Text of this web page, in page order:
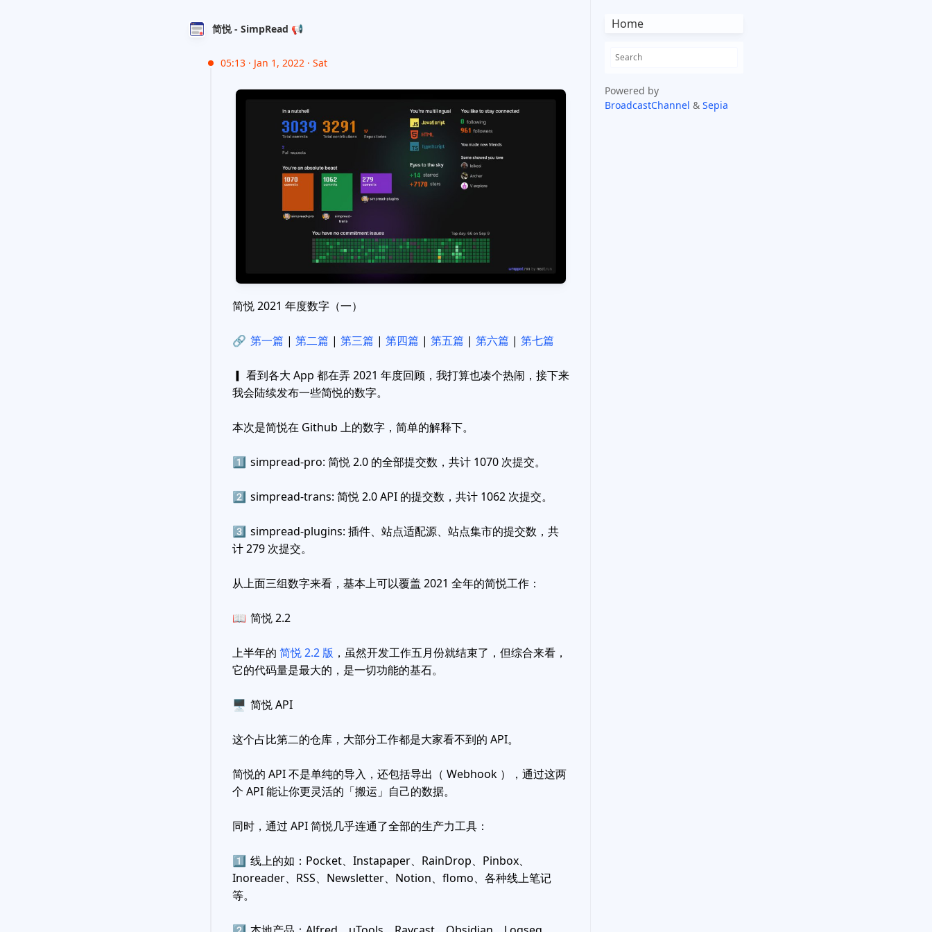
简悦 - SimpRead 📢
05:13 · Jan 1, 2022 · Sat
简悦 2021 年度数字（一）
🔗 第一篇 | 第二篇 | 第三篇 | 第四篇 | 第五篇 | 第六篇 | 第七篇
▎ 看到各大 App 都在弄 2021 年度回顾，我打算也凑个热闹，接下来
我会陆续发布一些简悦的数字。
本次是简悦在 Github 上的数字，简单的解释下。
1️⃣ simpread-pro: 简悦 2.0 的全部提交数，共计 1070 次提交。
2️⃣ simpread-trans: 简悦 2.0 API 的提交数，共计 1062 次提交。
3️⃣ simpread-plugins: 插件、站点适配源、站点集市的提交数，共
计 279 次提交。
从上面三组数字来看，基本上可以覆盖 2021 全年的简悦工作：
📖 简悦 2.2
上半年的 简悦 2.2 版 ，虽然开发工作五月份就结束了，但综合来看，
它的代码量是最大的，是一切功能的基石。
🖥 简悦 API
这个占比第二的仓库，大部分工作都是大家看不到的 API。
简悦的 API 不是单纯的导入，还包括导出（ Webhook ），通过这两
个 API 能让你更灵活的「搬运」自己的数据。
同时，通过 API 简悦几乎连通了全部的生产力工具：
1️⃣ 线上的如：Pocket、Instapaper、RainDrop、Pinbox、
Inoreader、RSS、Newsletter、Notion、flomo、各种线上笔记
等。
Home
Powered by
BroadcastChannel & Sepia